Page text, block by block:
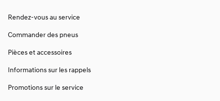
Rendez-vous au service
Commander des pneus
Pièces et accessoires
Informations sur les rappels
Promotions sur le service